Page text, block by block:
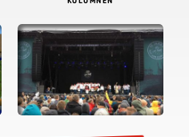
KOLUMNEN